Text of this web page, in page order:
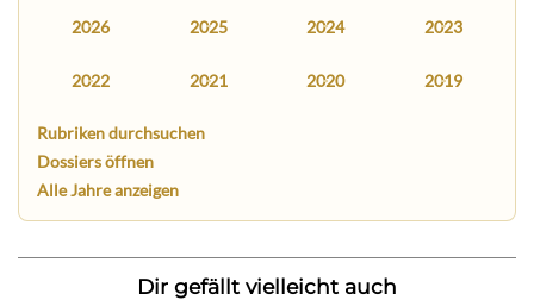
2026 2025 2024 2023
2022 2021 2020 2019
Rubriken durchsuchen
Dossiers öffnen
Alle Jahre anzeigen
Dir gefällt vielleicht auch